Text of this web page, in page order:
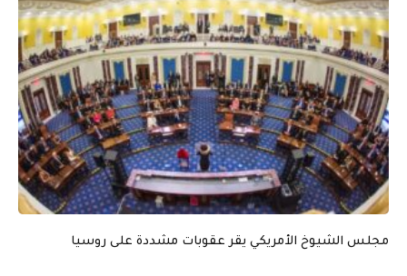
مجلس الشيوخ الأمريكي يقر عقوبات مشددة على روسيا